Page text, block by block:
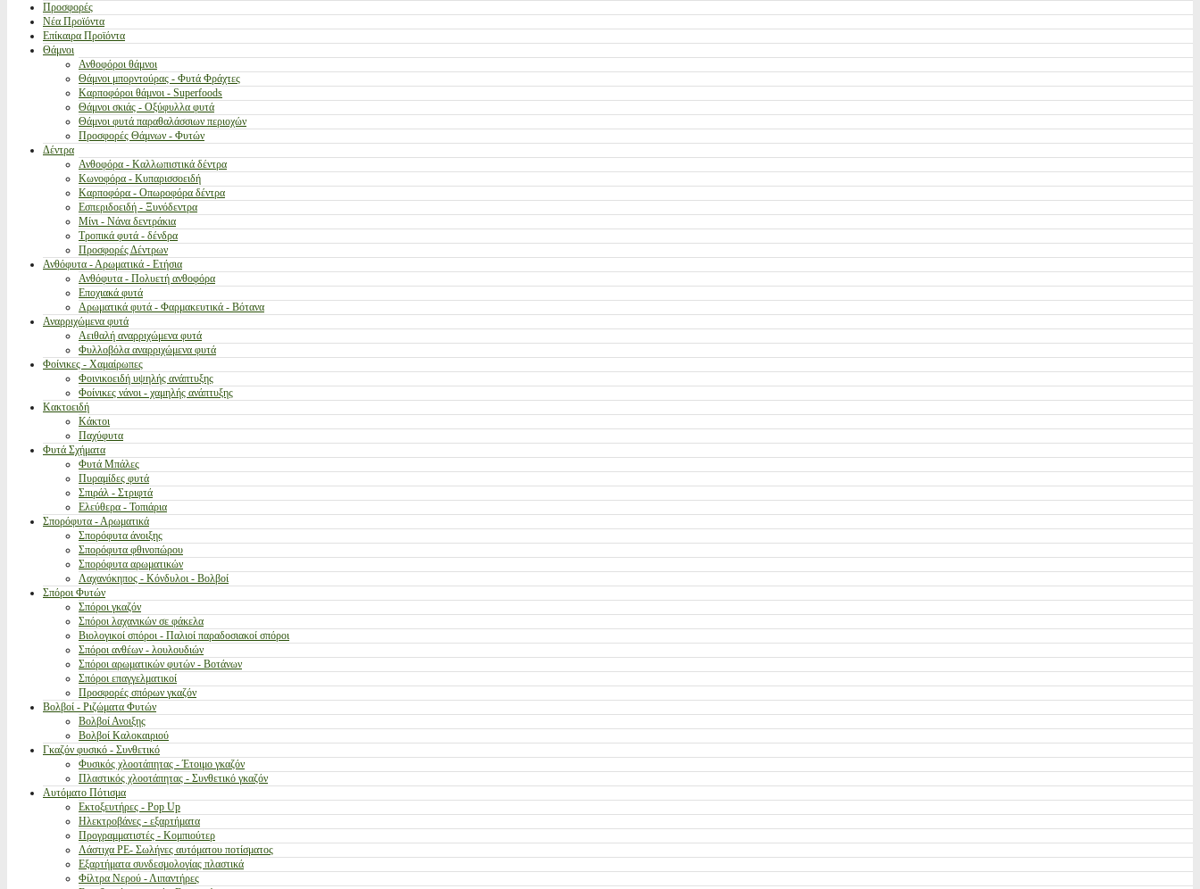
Προσφορές
Νέα Προϊόντα
Επίκαιρα Προϊόντα
Θάμνοι
Ανθοφόροι θάμνοι
Θάμνοι μπορντούρας - Φυτά Φράχτες
Καρποφόροι θάμνοι - Superfoods
Θάμνοι σκιάς - Οξύφυλλα φυτά
Θάμνοι φυτά παραθαλάσσιων περιοχών
Προσφορές Θάμνων - Φυτών
Δέντρα
Ανθοφόρα - Καλλωπιστικά δέντρα
Κωνοφόρα - Κυπαρισσοειδή
Καρποφόρα - Οπωροφόρα δέντρα
Εσπεριδοειδή - Ξυνόδεντρα
Μίνι - Νάνα δεντράκια
Τροπικά φυτά - δένδρα
Προσφορές Δέντρων
Ανθόφυτα - Αρωματικά - Ετήσια
Ανθόφυτα - Πολυετή ανθοφόρα
Εποχιακά φυτά
Αρωματικά φυτά - Φαρμακευτικά - Βότανα
Αναρριχώμενα φυτά
Αειθαλή αναρριχώμενα φυτά
Φυλλοβόλα αναρριχώμενα φυτά
Φοίνικες - Χαμαίρωπες
Φοινικοειδή υψηλής ανάπτυξης
Φοίνικες νάνοι - χαμηλής ανάπτυξης
Κακτοειδή
Κάκτοι
Παχύφυτα
Φυτά Σχήματα
Φυτά Μπάλες
Πυραμίδες φυτά
Σπιράλ - Στριφτά
Ελεύθερα - Τοπιάρια
Σπορόφυτα - Αρωματικά
Σπορόφυτα άνοιξης
Σπορόφυτα φθινοπώρου
Σπορόφυτα αρωματικών
Λαχανόκηπος - Κόνδυλοι - Βολβοί
Σπόροι Φυτών
Σπόροι γκαζόν
Σπόροι λαχανικών σε φάκελα
Βιολογικοί σπόροι - Παλιοί παραδοσιακοί σπόροι
Σπόροι ανθέων - λουλουδιών
Σπόροι αρωματικών φυτών - Βοτάνων
Σπόροι επαγγελματικοί
Προσφορές σπόρων γκαζόν
Βολβοί - Ριζώματα Φυτών
Βολβοί Ανοιξης
Βολβοί Καλοκαιριού
Γκαζόν φυσικό - Συνθετικό
Φυσικός χλοοτάπητας - Έτοιμο γκαζόν
Πλαστικός χλοοτάπητας - Συνθετικό γκαζόν
Αυτόματο Πότισμα
Εκτοξευτήρες - Pop Up
Ηλεκτροβάνες - εξαρτήματα
Προγραμματιστές - Κομπιούτερ
Λάστιχα PE- Σωλήνες αυτόματου ποτίσματος
Εξαρτήματα συνδεσμολογίας πλαστικά
Φίλτρα Νερού - Λιπαντήρες